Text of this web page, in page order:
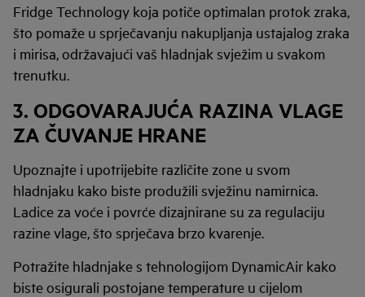
Fridge Technology koja potiče optimalan protok zraka,
što pomaže u sprječavanju nakupljanja ustajalog zraka
i mirisa, održavajući vaš hladnjak svježim u svakom
trenutku.
3. ODGOVARAJUĆA RAZINA VLAGE
ZA ČUVANJE HRANE
Upoznajte i upotrijebite različite zone u svom
hladnjaku kako biste produžili svježinu namirnica.
Ladice za voće i povrće dizajnirane su za regulaciju
razine vlage, što sprječava brzo kvarenje.
Potražite hladnjake s tehnologijom DynamicAir kako
biste osigurali postojane temperature u cijelom